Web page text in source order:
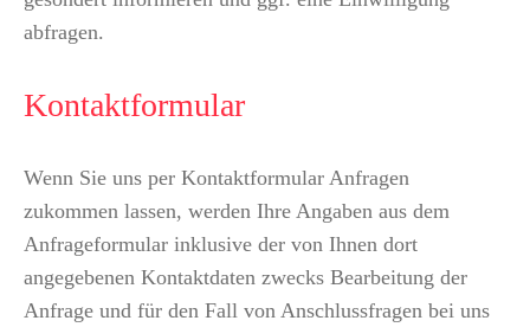
abfragen.
Kontaktformular
Wenn Sie uns per Kontaktformular Anfragen
zukommen lassen, werden Ihre Angaben aus dem
Anfrageformular inklusive der von Ihnen dort
angegebenen Kontaktdaten zwecks Bearbeitung der
Anfrage und für den Fall von Anschlussfragen bei uns